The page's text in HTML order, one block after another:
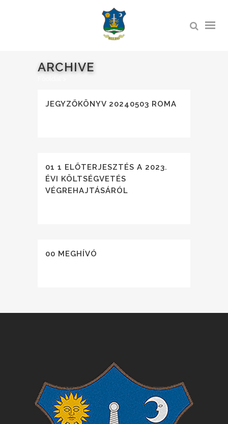
ARCHIVE
JEGYZŐKÖNYV 20240503 ROMA
01 1 ELŐTERJESZTÉS A 2023.
ÉVI KÖLTSÉGVETÉS
VÉGREHAJTÁSÁRÓL
00 MEGHÍVÓ